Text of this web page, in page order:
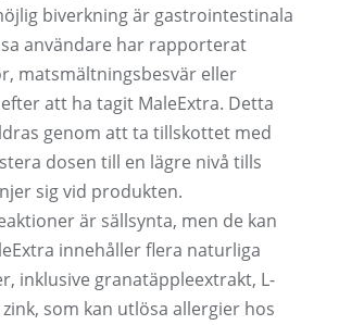
biverkning är gastrointestinala
användare har rapporterat
matsmältningsbesvär eller
att ha tagit MaleExtra. Detta
genom att ta tillskottet med
dosen till en lägre nivå tills
sig vid produkten.
är sällsynta, men de kan
innehåller flera naturliga
inklusive granatäppleextrakt, L-
som kan utlösa allergier hos